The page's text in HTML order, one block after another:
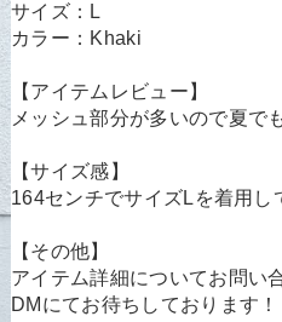
サイズ：L
カラー：Khaki
【アイテムレビュー】
メッシュ部分が多いので夏で
【サイズ感】
164センチでサイズLを着用し
【その他】
アイテム詳細についてお問い
DMにてお待ちしております！